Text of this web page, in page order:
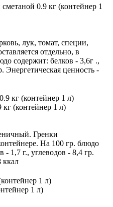
0.9 кг (контейнер 1
лук, томат, специи,
отдельно, в
содержит: белков - 3,6г .,
Энергетическая ценность -
(контейнер 1 л)
Гренки
На 100 гр. блюдо
1,7 г., углеводов - 8,4 гр.
ккал
1 л)